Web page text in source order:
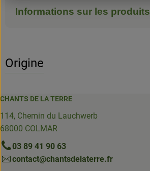
Informations sur les produits
Origine
CHANTS DE LA TERRE
114, Chemin du Lauchwerb
68000 COLMAR
03 89 41 90 63
contact@chantsdelaterre.fr